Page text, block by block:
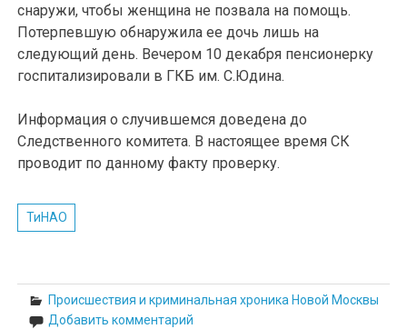
снаружи, чтобы женщина не позвала на помощь.
Потерпевшую обнаружила ее дочь лишь на
следующий день. Вечером 10 декабря пенсионерку
госпитализировали в ГКБ им. С.Юдина.
Информация о случившемся доведена до
Следственного комитета. В настоящее время СК
проводит по данному факту проверку.
ТиНАО
Происшествия и криминальная хроника Новой Москвы
Добавить комментарий